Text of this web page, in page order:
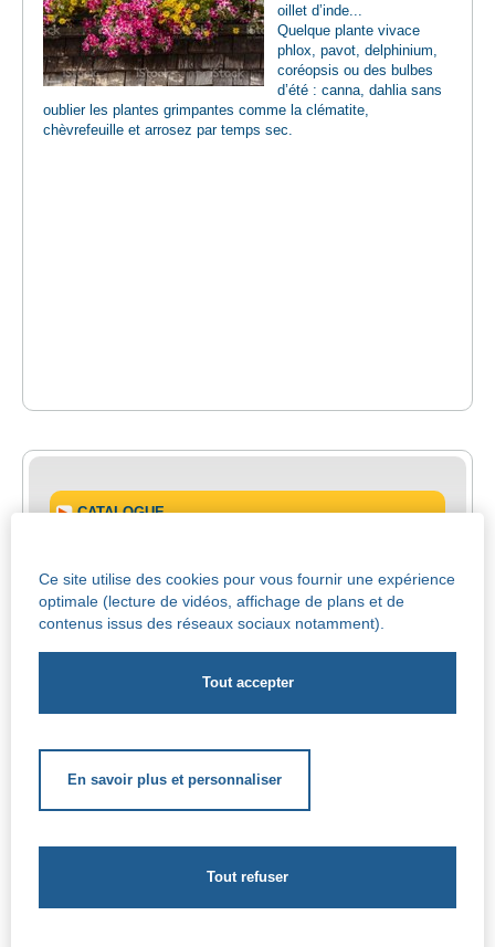
oillet d’inde...
Quelque plante vivace
phlox, pavot, delphinium,
coréopsis ou des bulbes
d’été : canna, dahlia sans
oublier les plantes grimpantes comme la clématite,
chèvrefeuille et arrosez par temps sec.
Ce site utilise des cookies pour vous fournir une expérience
optimale (lecture de vidéos, affichage de plans et de
contenus issus des réseaux sociaux notamment).
En savoir plus et personnaliser
CATALOGUE
MODALITES D'INSCRIPTION
MON COMPTE